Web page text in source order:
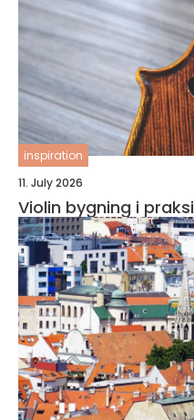
inspiration
11. July 2026
Violin bygning i